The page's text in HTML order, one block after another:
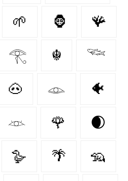
🌱 🦍 🪸
𓂀 ☬ 𓆝
🐽 𓁼 🐠
𓁺 🌹 🌒
🪿 🌴 🦡